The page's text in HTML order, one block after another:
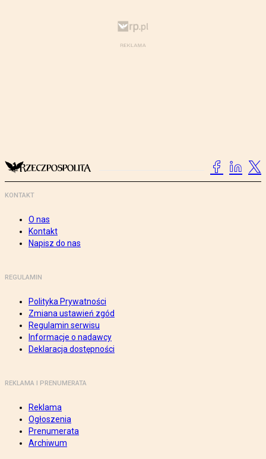
KONTAKT
O nas
Kontakt
Napisz do nas
REGULAMIN
Polityka Prywatności
Zmiana ustawień zgód
Regulamin serwisu
Informacje o nadawcy
Deklaracja dostępności
REKLAMA I PRENUMERATA
Reklama
Ogłoszenia
Prenumerata
Archiwum